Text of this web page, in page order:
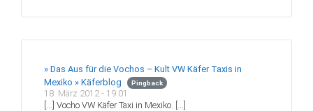
» Das Aus für die Vochos – Kult VW Käfer Taxis in
Mexiko » Käferblog
Pingback
18. März 2012 - 19:01
[…] Vocho VW Käfer Taxi in Mexiko. […]